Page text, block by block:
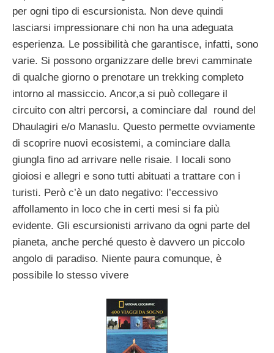
per ogni tipo di escursionista. Non deve quindi
lasciarsi impressionare chi non ha una adeguata
esperienza. Le possibilità che garantisce, infatti, sono
varie. Si possono organizzare delle brevi camminate
di qualche giorno o prenotare un trekking completo
intorno al massiccio. Ancor,a si può collegare il
circuito con altri percorsi, a cominciare dal round del
Dhaulagiri e/o Manaslu. Questo permette ovviamente
di scoprire nuovi ecosistemi, a cominciare dalla
giungla fino ad arrivare nelle risaie. I locali sono
gioiosi e allegri e sono tutti abituati a trattare con i
turisti. Però c’è un dato negativo: l’eccessivo
affollamento in loco che in certi mesi si fa più
evidente. Gli escursionisti arrivano da ogni parte del
pianeta, anche perché questo è davvero un piccolo
angolo di paradiso. Niente paura comunque, è
possibile lo stesso vivere